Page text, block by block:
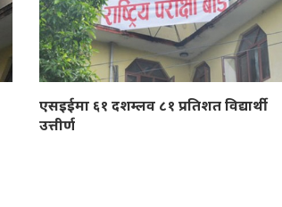
एसइईमा ६१ दशम्लव ८१ प्रतिशत विद्यार्थी
उत्तीर्ण